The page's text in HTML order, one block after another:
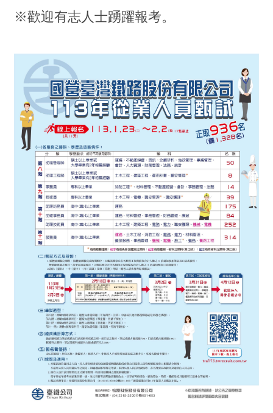
※歡迎有志人士踴躍報考。